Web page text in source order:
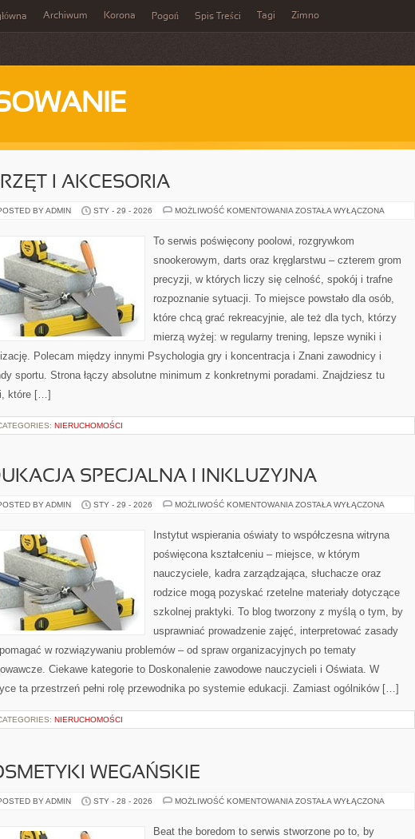
Archiwum Korona Pogoń Spis Treści Tagi Zimno
I AKCESORIA
BY ADMIN STY - 29 - 2026 MOŻLIWOŚĆ KOMENTOWANIA SPRZĘT
ZOSTAŁA WYŁĄCZONA
To serwis poświęcony poolowi, rozgrywkom
snookerowym, darts oraz kręglarstwu – czterem grom
precyzji, w których liczy się celność, spokój i trafne
rozpoznanie sytuacji. To miejsce powstało dla osób,
które chcą grać rekreacyjnie, ale też dla tych, którzy
mierzą wyżej: w regularny trening, lepsze wyniki i
Polecam między innymi Psychologia gry i koncentracja i Znani zawodnicy i
sportu. Strona łączy absolutne minimum z konkretnymi poradami. Znajdziesz tu
które […]
NIERUCHOMOŚCI
SPECJALNA I INKLUZYJNA
BY ADMIN STY - 29 - 2026 MOŻLIWOŚĆ KOMENTOWANIA EDUKACJA
INKLUZYJNA
ZOSTAŁA WYŁĄCZONA
Instytut wspierania oświaty to współczesna witryna
poświęcona kształceniu – miejsce, w którym
nauczyciele, kadra zarządzająca, słuchacze oraz
rodzice mogą pozyskać rzetelne materiały dotyczące
szkolnej praktyki. To blog tworzony z myślą o tym, by
usprawniać prowadzenie zajęć, interpretować zasady
w rozwiązywaniu problemów – od spraw organizacyjnych po tematy
Ciekawe kategorie to Doskonalenie zawodowe nauczycieli i Oświata. W
ta przestrzeń pełni rolę przewodnika po systemie edukacji. Zamiast ogólników […]
NIERUCHOMOŚCI
WEGAŃSKIE
BY ADMIN STY - 28 - 2026 MOŻLIWOŚĆ KOMENTOWANIA KOSMETYKI
ZOSTAŁA WYŁĄCZONA
Beat the boredom to serwis stworzone po to, by